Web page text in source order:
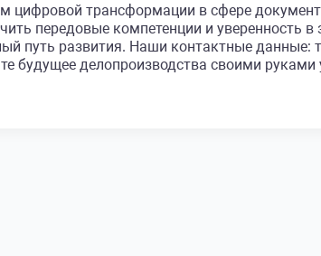
цифровой трансформации в сфере
передовые компетенции и уверенность
путь развития. Наши контактные данные:
будущее делопроизводства своими руками